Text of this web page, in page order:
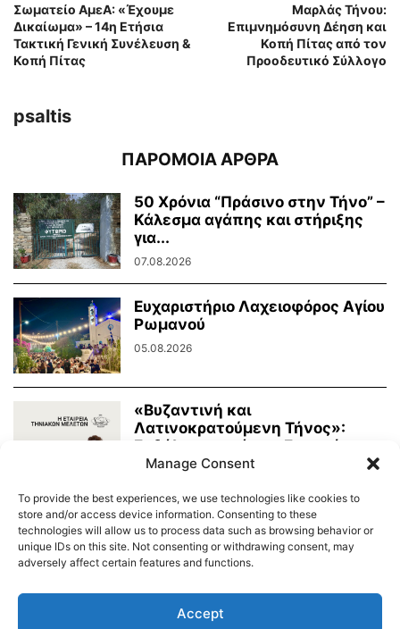
Σωματείο ΑμεΑ: «Έχουμε
Δικαίωμα» – 14η Ετήσια
Τακτική Γενική Συνέλευση &
Κοπή Πίτας
Μαρλάς Τήνου:
Επιμνημόσυνη Δέηση και
Κοπή Πίτας από τον
Προοδευτικό Σύλλογο
psaltis
ΠΑΡΟΜΟΙΑ ΑΡΘΡΑ
50 Χρόνια “Πράσινο στην Τήνο” –
Κάλεσμα αγάπης και στήριξης
για...
07.08.2026
Ευχαριστήριο Λαχειοφόρος Αγίου
Ρωμανού
05.08.2026
«Βυζαντινή και
Λατινοκρατούμενη Τήνος»:
Εκδήλωση από την Εταιρεία
Τηνιακών Μελετών
Δημοτικό Λιμενικό Ταμείο Τήνου – Άνδρου
Manage Consent
To provide the best experiences, we use technologies like cookies to
store and/or access device information. Consenting to these
technologies will allow us to process data such as browsing behavior or
unique IDs on this site. Not consenting or withdrawing consent, may
adversely affect certain features and functions.
Accept